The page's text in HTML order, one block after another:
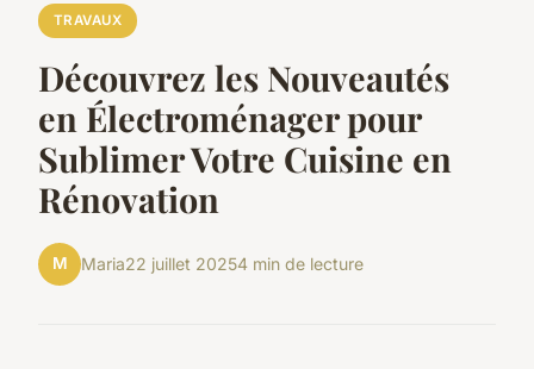
TRAVAUX
Découvrez les Nouveautés
en Électroménager pour
Sublimer Votre Cuisine en
Rénovation
M Maria22 juillet 20254 min de lecture